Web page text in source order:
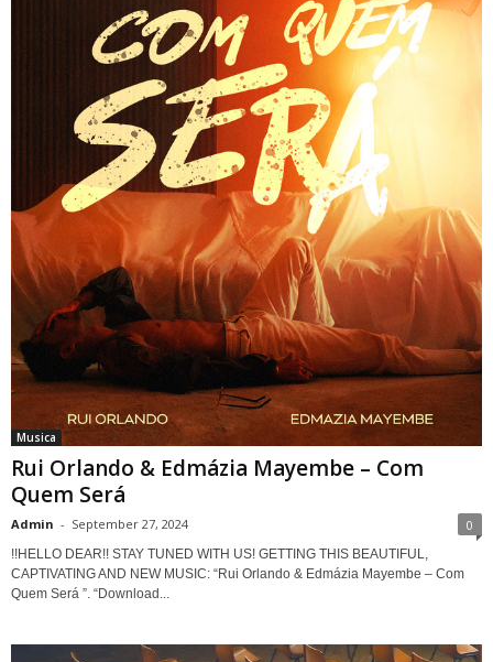
Musica
Rui Orlando & Edmázia Mayembe – Com
Quem Será
Admin - September 27, 2024 0
!!HELLO DEAR!! STAY TUNED WITH US! GETTING THIS BEAUTIFUL,
CAPTIVATING AND NEW MUSIC: “Rui Orlando & Edmázia Mayembe – Com
Quem Será ”. “Download...